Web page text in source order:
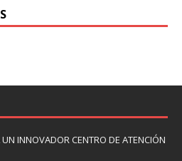
INNOVADOR CENTRO DE ATENCIÓN